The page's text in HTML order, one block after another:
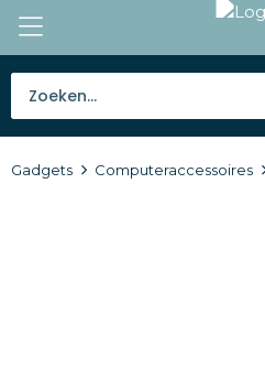
Tassen
Gadgets Computeraccessoires